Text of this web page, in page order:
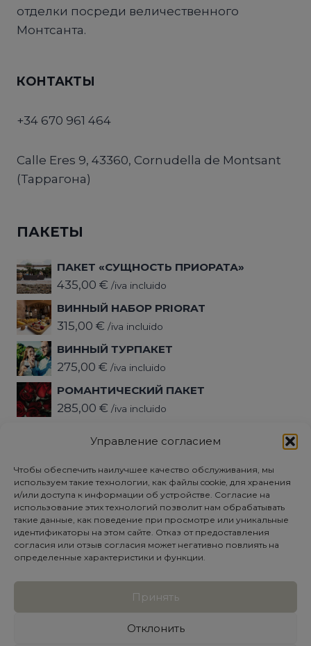
Управление согласием
Чтобы обеспечить наилучшее качество обслуживания, мы
используем такие технологии, как файлы cookie, для хранения
и/или доступа к информации об устройстве. Согласие на
использование этих технологий позволит нам обрабатывать
такие данные, как поведение при просмотре или уникальные
идентификаторы на этом сайте. Отказ от предоставления
согласия или отзыв согласия может негативно повлиять на
определенные характеристики и функции.
Принять
Отклонить
отделки посреди величественного
Монтсанта.
КОНТАКТЫ
+34 670 961 464
Calle Eres 9, 43360, Cornudella de Montsant
(Таррагона)
ПАКЕТЫ
ПАКЕТ «СУЩНОСТЬ ПРИОРАТА»
435,00 € /iva incluido
ВИННЫЙ НАБОР PRIORAT
315,00 € /iva incluido
ВИННЫЙ ТУРПАКЕТ
275,00 € /iva incluido
РОМАНТИЧЕСКИЙ ПАКЕТ
285,00 € /iva incluido
345,00 €
Политика конфиденциальности
ЮРИДИЧЕСКОЕ ПРЕДУПРЕЖДЕНИЕ
Политика использования файлов cookie
(ЕС)